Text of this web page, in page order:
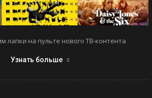
лапки на пульте нового ТВ-контента
Узнать больше